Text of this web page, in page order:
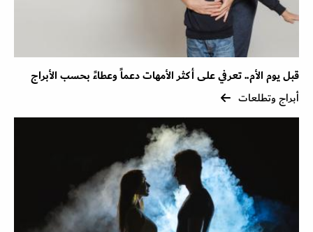
قبل يوم الأم.. تعرفي على أكثر الأمهات دعماً وعطاءً بحسب الأبراج
أبراج وتطلعات